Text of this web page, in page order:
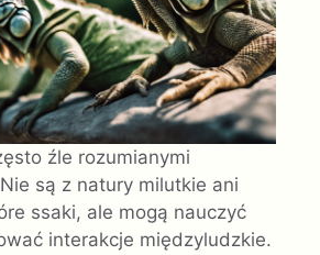
źle rozumianymi
są z natury milutkie ani
ssaki, ale mogą nauczyć
interakcje międzyludzkie.